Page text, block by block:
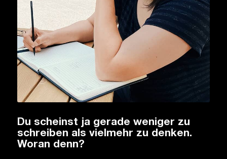
Du scheinst ja gerade weniger zu
schreiben als vielmehr zu denken.
Woran denn?